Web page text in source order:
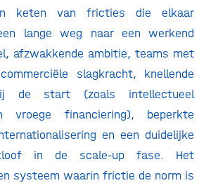
keten van fricties die elkaar
lange weg naar een werkend
afzwakkende ambitie, teams met
slagkracht, knellende
de start (zoals intellectueel
vroege financiering), beperkte
en een duidelijke
in de scale-up fase. Het
systeem waarin frictie de norm is